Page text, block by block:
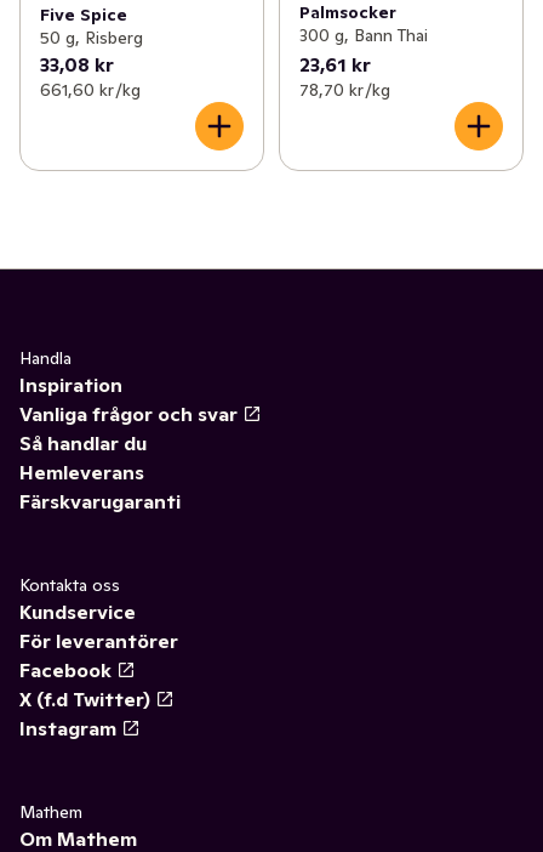
Five Spice
50 g, Risberg
33,08 kr
661,60 kr /kg
Palmsocker
300 g, Bann Thai
23,61 kr
78,70 kr /kg
Handla
Inspiration
Vanliga frågor och svar
Så handlar du
Hemleverans
Färskvarugaranti
Kontakta oss
Kundservice
För leverantörer
Facebook
X (f.d Twitter)
Instagram
Mathem
Om Mathem